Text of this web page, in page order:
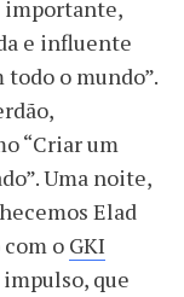
importante,
e influente
todo o mundo”.
“Criar um
Uma noite,
Elad
o GKI
que